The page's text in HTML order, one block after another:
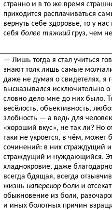
странно и в то же время
приходится расплачиваться
вернуть себе здоровье, то у
себя более тяжкийгруз, чем
— Лишь тогда я стал учиться
знают толк лишь самые
даже не думая о свидетелях, я
высказывался исключительно
словно дело мне до них было.
весёлость, объективность,
злобность — а ведь для
«хороший вкус», не так ли? Но
таки не укроется, в чём, может
сочинений: в них страждущий
страждущий и нуждающийся.
хладнокровие, даже
всегда бдящая, всегда
жизнь наперекорболи и
обыкновение из боли,
и иных болотных причин